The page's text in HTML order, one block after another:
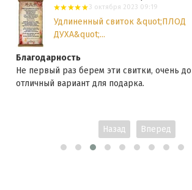
3 октября 2023 09:19
Удлиненный свиток &quot;ПЛОД
ДУХА&quot;...
Благодарность
Не первый раз берем эти свитки, очень
отличный вариант для подарка.
Назад Вперед